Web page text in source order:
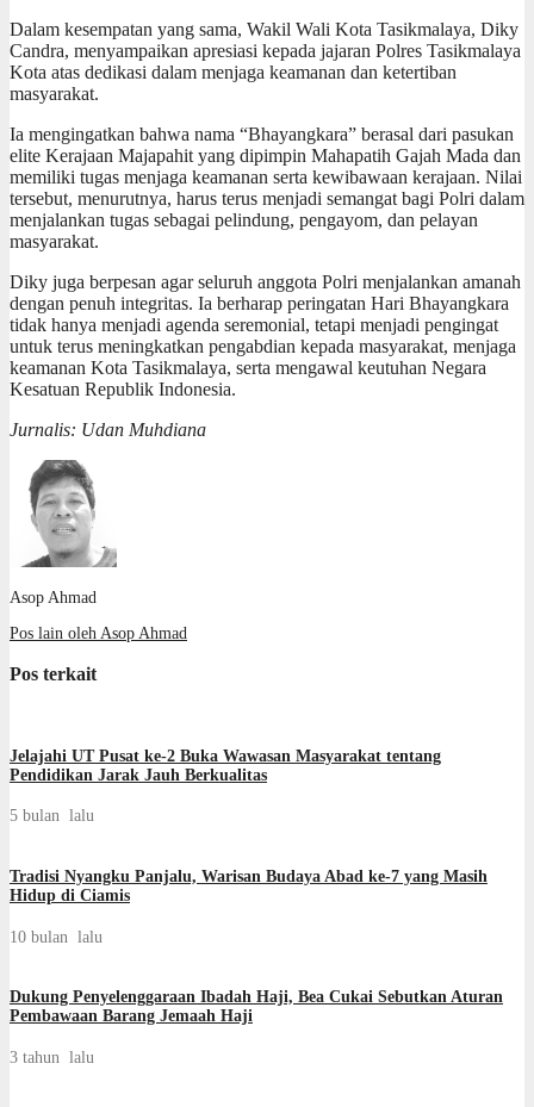
Dalam kesempatan yang sama, Wakil Wali Kota Tasikmalaya, Diky
Candra, menyampaikan apresiasi kepada jajaran Polres Tasikmalaya
Kota atas dedikasi dalam menjaga keamanan dan ketertiban
masyarakat.
Ia mengingatkan bahwa nama “Bhayangkara” berasal dari pasukan
elite Kerajaan Majapahit yang dipimpin Mahapatih Gajah Mada dan
memiliki tugas menjaga keamanan serta kewibawaan kerajaan. Nilai
tersebut, menurutnya, harus terus menjadi semangat bagi Polri dalam
menjalankan tugas sebagai pelindung, pengayom, dan pelayan
masyarakat.
Diky juga berpesan agar seluruh anggota Polri menjalankan amanah
dengan penuh integritas. Ia berharap peringatan Hari Bhayangkara
tidak hanya menjadi agenda seremonial, tetapi menjadi pengingat
untuk terus meningkatkan pengabdian kepada masyarakat, menjaga
keamanan Kota Tasikmalaya, serta mengawal keutuhan Negara
Kesatuan Republik Indonesia.
Jurnalis: Udan Muhdiana
Asop Ahmad
Pos lain oleh Asop Ahmad
Pos terkait
Jelajahi UT Pusat ke-2 Buka Wawasan Masyarakat tentang
Pendidikan Jarak Jauh Berkualitas
5 bulan lalu
Tradisi Nyangku Panjalu, Warisan Budaya Abad ke-7 yang Masih
Hidup di Ciamis
10 bulan lalu
Dukung Penyelenggaraan Ibadah Haji, Bea Cukai Sebutkan Aturan
Pembawaan Barang Jemaah Haji
3 tahun lalu